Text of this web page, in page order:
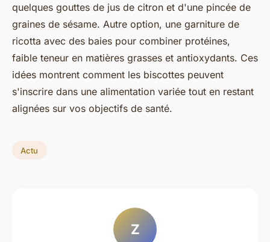
quelques gouttes de jus de citron et d'une pincée de
graines de sésame. Autre option, une garniture de
ricotta avec des baies pour combiner protéines,
faible teneur en matières grasses et antioxydants. Ces
idées montrent comment les biscottes peuvent
s'inscrire dans une alimentation variée tout en restant
alignées sur vos objectifs de santé.
Actu
Z